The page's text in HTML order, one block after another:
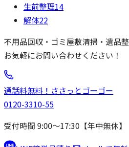
生前整理14
解体22
不用品回収・ゴミ屋敷清掃・遺品
お気軽にお問い合わせください！
通話料無料！ ささっと ゴーゴー
0120-3310-55
受付時間 9:00〜17:30【年中無休】